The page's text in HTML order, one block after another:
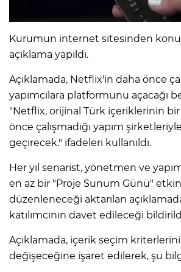
Kurumun internet sitesinden
açıklama yapıldı.
Açıklamada, Netflix'in daha önce
yapımcılara platformunu açacağı
"Netflix, orijinal Türk içeriklerinin
önce çalışmadığı yapım
geçirecek." ifadeleri kullanıldı.
Her yıl senarist, yönetmen ve
en az bir "Proje Sunum Günü"
düzenleneceği aktarılan
katılımcının davet edileceği
Açıklamada, içerik seçim
değişeceğine işaret edilerek, şu